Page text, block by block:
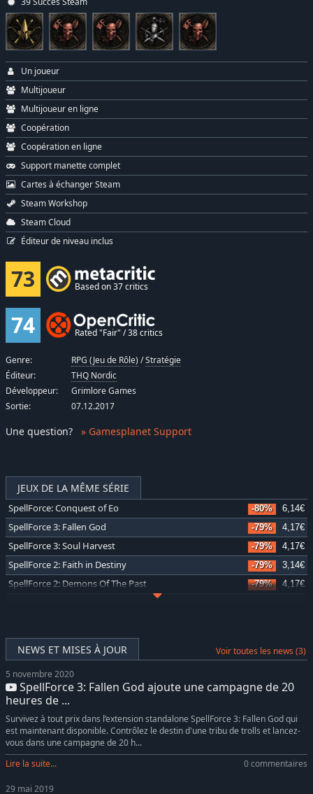
JEUX DE LA MÊME SÉRIE
SpellForce: Conquest of Eo -80% 6,14€
SpellForce 3: Fallen God -79% 4,17€
SpellForce 3: Soul Harvest -79% 4,17€
SpellForce 2: Faith in Destiny -79% 3,14€
SpellForce 2: Demons Of The Past -79% 4,17€
NEWS ET MISES À JOUR Voir toutes les news (3)
5 novembre 2020
SpellForce 3: Fallen God ajoute une campagne de 20
heures de ...
Survivez à tout prix dans l’extension standalone SpellForce 3: Fallen God qui
est maintenant disponible. Contrôlez le destin d'une tribu de trolls et lancez-
vous dans une campagne de 20 h...
Lire la suite...
0 commentaires
29 mai 2019
Un joueur
Multijoueur
Multijoueur en ligne
Coopération
Coopération en ligne
Support manette complet
Cartes à échanger Steam
Steam Workshop
Steam Cloud
Éditeur de niveau inclus
73 Based on 37 critics
74 Rated "Fair" / 38 critics
Genre: RPG (Jeu de Rôle) /Stratégie
Éditeur:
THQ Nordic
Développeur:
Grimlore Games
Sortie:
07.12.2017
Une question? » Gamesplanet Support